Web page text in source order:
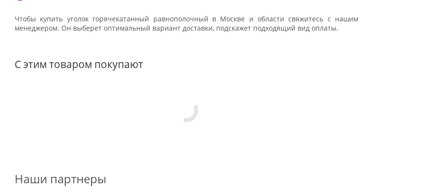
Чтобы купить уголок горячекатанный равнополочный в Москве и области свяжитесь с нашим
менеджером. Он выберет оптимальный вариант доставки, подскажет подходящий вид оплаты.
С этим товаром покупают
Наши партнеры